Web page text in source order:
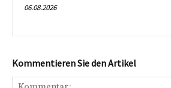
06.08.2026
Kommentieren Sie den Artikel